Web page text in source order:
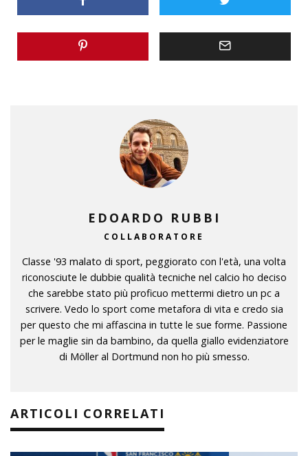
EDOARDO RUBBI
COLLABORATORE
Classe '93 malato di sport, peggiorato con l'età, una volta
riconosciute le dubbie qualità tecniche nel calcio ho deciso
che sarebbe stato più proficuo mettermi dietro un pc a
scrivere. Vedo lo sport come metafora di vita e credo sia
per questo che mi affascina in tutte le sue forme. Passione
per le maglie sin da bambino, da quella giallo evidenziatore
di Möller al Dortmund non ho più smesso.
ARTICOLI CORRELATI